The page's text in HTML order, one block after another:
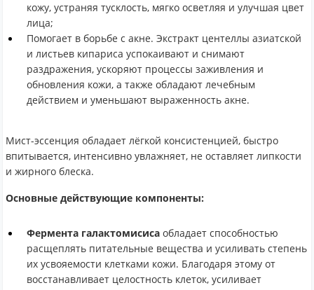
кожу, устраняя тусклость, мягко осветляя и улучшая цвет
лица;
Помогает в борьбе с акне. Экстракт центеллы азиатской
и листьев кипариса успокаивают и снимают
раздражения, ускоряют процессы заживления и
обновления кожи, а также обладают лечебным
действием и уменьшают выраженность акне.
Мист-эссенция обладает лёгкой консистенцией, быстро
впитывается, интенсивно увлажняет, не оставляет липкости
и жирного блеска.
Основные действующие компоненты:
Фермента галактомисиса обладает способностью
расщеплять питательные вещества и усиливать степень
их усвояемости клетками кожи. Благодаря этому от
восстанавливает целостность клеток, усиливает